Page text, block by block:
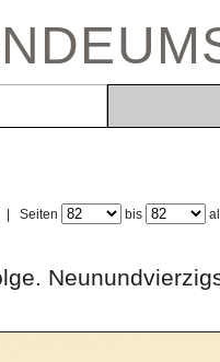
Seiten bis
Folge.